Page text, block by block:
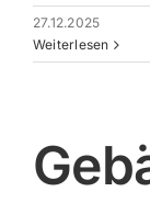
27.12.2025
Weiterlesen